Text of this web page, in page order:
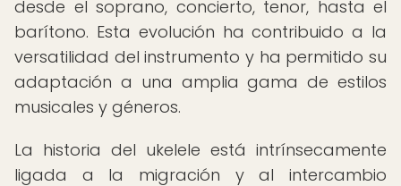
desde el soprano, concierto, tenor, hasta el
barítono. Esta evolución ha contribuido a la
versatilidad del instrumento y ha permitido su
adaptación a una amplia gama de estilos
musicales y géneros.
La historia del ukelele está intrínsecamente
ligada a la migración y al intercambio